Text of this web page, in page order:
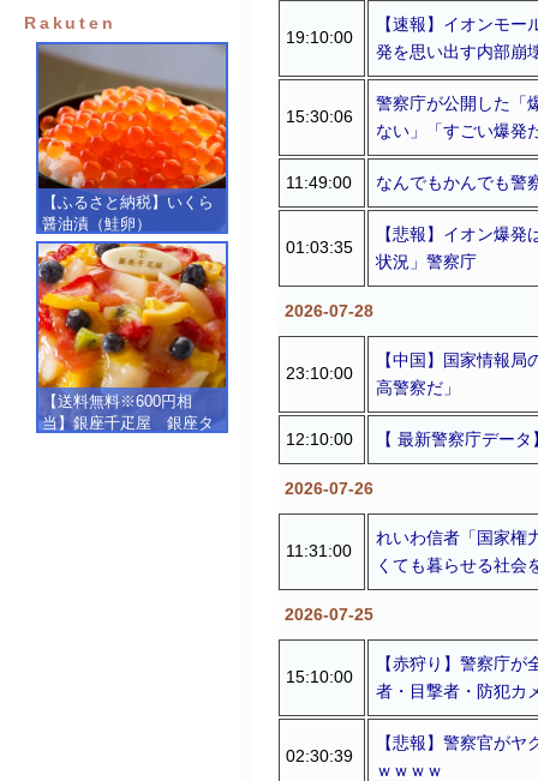
成品フィギュア
Rakuten
【ふるさと納税】いくら
醤油漬（鮭卵）
【500g（250g×2）】
【送料無料※600円相
当】銀座千疋屋 銀座タ
19:10:00
【速報】イオンモ
発を思い出す内部崩
15:30:06
警察庁が公開した「
ない」「すごい爆発
11:49:00 なんでもかんでも警
01:03:35
【悲報】イオン爆
状況」警察庁
2026-07-28
23:10:00
【中国】国家情報
高警察だ」
12:10:00 【 最新警察庁デー
2026-07-26
11:31:00
れいわ信者「国家権
くても暮らせる社会
2026-07-25
15:10:00
【赤狩り】警察庁
者・目撃者・防犯カ
02:30:39
【悲報】警察官が
ｗｗｗｗ